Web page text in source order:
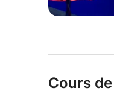
Cours